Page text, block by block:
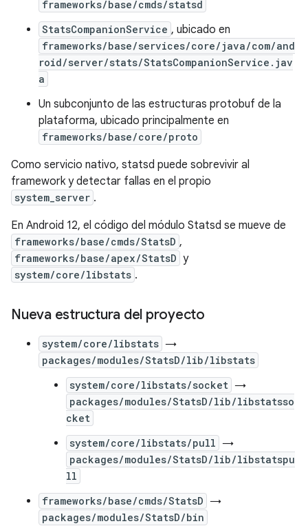
frameworks/base/cmds/statsd
StatsCompanionService , ubicado en
frameworks/base/services/core/java/com/and
roid/server/stats/StatsCompanionService.jav
a
Un subconjunto de las estructuras protobuf de la
plataforma, ubicado principalmente en
frameworks/base/core/proto
Como servicio nativo, statsd puede sobrevivir al
framework y detectar fallas en el propio
system_server .
En Android 12, el código del módulo Statsd se mueve de
frameworks/base/cmds/StatsD ,
frameworks/base/apex/StatsD y
system/core/libstats .
Nueva estructura del proyecto
system/core/libstats →
packages/modules/StatsD/lib/libstats
system/core/libstats/socket →
packages/modules/StatsD/lib/libstatsso
cket
system/core/libstats/pull →
packages/modules/StatsD/lib/libstatspu
ll
frameworks/base/cmds/StatsD →
packages/modules/StatsD/bin